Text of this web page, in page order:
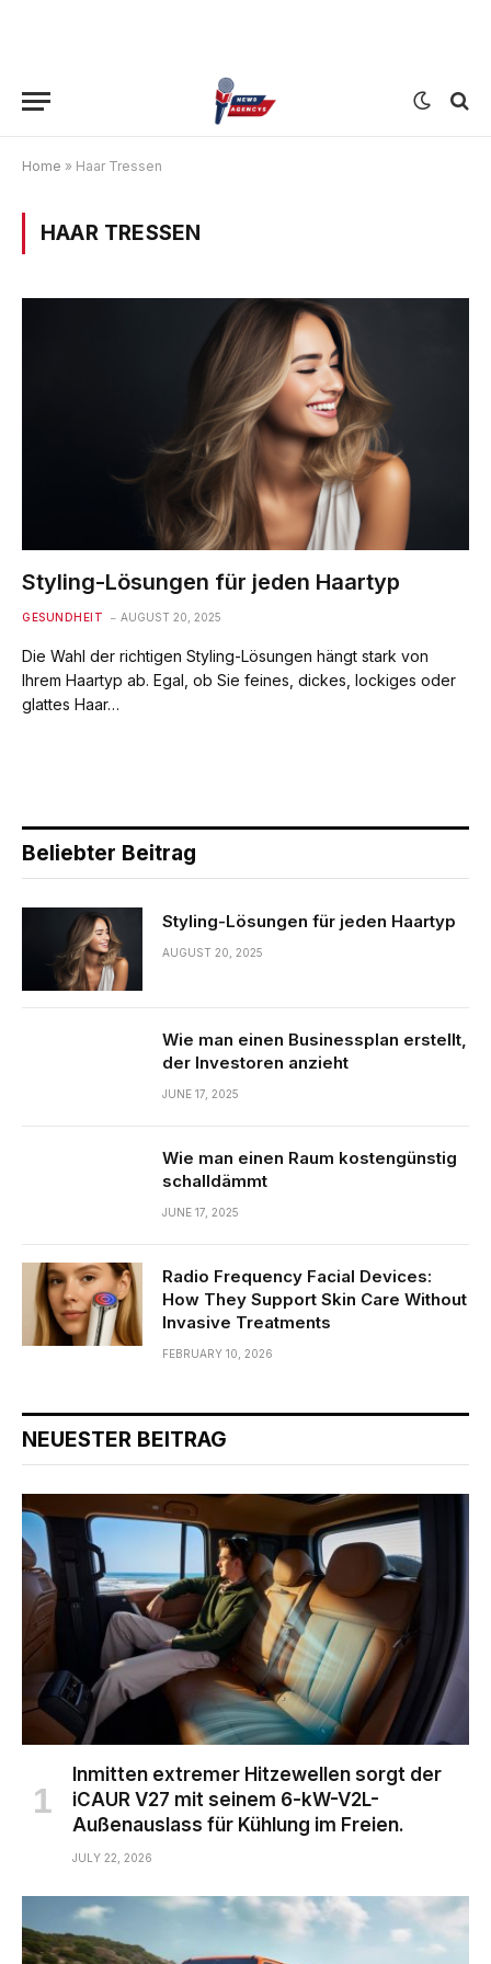
Home » Haar Tressen
HAAR TRESSEN
Styling-Lösungen für jeden Haartyp
GESUNDHEIT AUGUST 20, 2025
Die Wahl der richtigen Styling-Lösungen hängt stark von
Ihrem Haartyp ab. Egal, ob Sie feines, dickes, lockiges oder
glattes Haar…
Beliebter Beitrag
Styling-Lösungen für jeden Haartyp
AUGUST 20, 2025
Wie man einen Businessplan erstellt,
der Investoren anzieht
JUNE 17, 2025
Wie man einen Raum kostengünstig
schalldämmt
JUNE 17, 2025
Radio Frequency Facial Devices:
How They Support Skin Care Without
Invasive Treatments
FEBRUARY 10, 2026
NEUESTER BEITRAG
Inmitten extremer Hitzewellen sorgt der
iCAUR V27 mit seinem 6-kW-V2L-
Außenauslass für Kühlung im Freien.
JULY 22, 2026